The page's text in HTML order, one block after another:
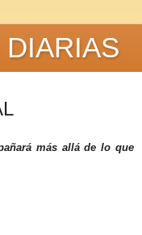
DIARIAS
más allá de lo que